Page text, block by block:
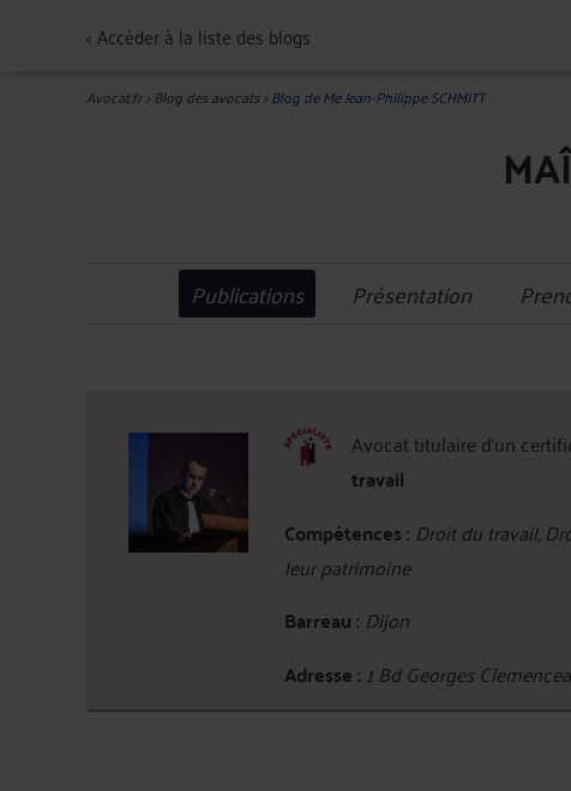
<Accéder à la liste des blogs
Avocat.fr>Blog des avocats>Blog de Me Jean-Philippe SCHMITT
Publications Présentation
Avocat titulaire d'un
travail
Compétences : Droit du travail,
leur patrimoine
Barreau : Dijon
Adresse : 1 Bd Georges